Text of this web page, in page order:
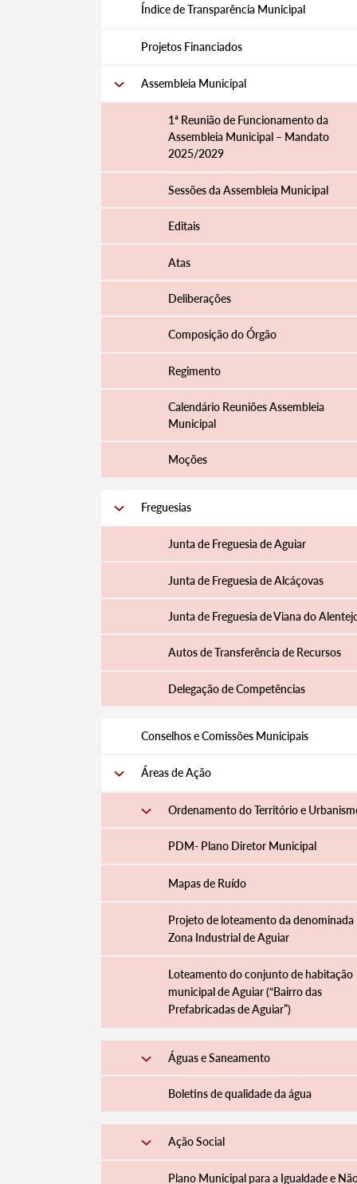
Categorias gerais
Filtros
Índice de Transparência Municipal
Projetos Financiados
Assembleia Municipal
1ª Reunião de Funcionamento da
Assembleia Municipal – Mandato
2025/2029
Sessões da Assembleia Municipal
Editais
Atas
Deliberações
Composição do Órgão
Regimento
Calendário Reuniões Assembleia
Municipal
Moções
Freguesias
Junta de Freguesia de Aguiar
Junta de Freguesia de Alcáçovas
Junta de Freguesia de Viana do
Autos de Transferência de Recursos
Delegação de Competências
Conselhos e Comissões Municipais
Áreas de Ação
Ordenamento do Território e
PDM- Plano Diretor Municipal
Mapas de Ruído
Projeto de loteamento da denominada
Zona Industrial de Aguiar
Loteamento do conjunto de habitação
municipal de Aguiar (“Bairro das
Prefabricadas de Aguiar”)
Águas e Saneamento
Boletins de qualidade da água
Ação Social
Plano Municipal para a Igualdade e